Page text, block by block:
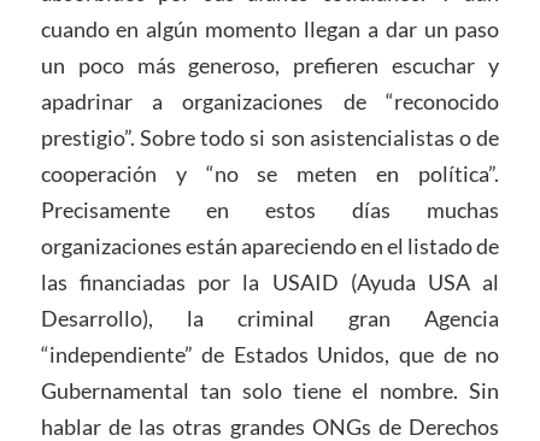
cuando en algún momento llegan a dar un paso
un poco más generoso, prefieren escuchar y
apadrinar a organizaciones de “reconocido
prestigio”. Sobre todo si son asistencialistas o de
cooperación y “no se meten en política”.
Precisamente en estos días muchas
organizaciones están apareciendo en el listado de
las financiadas por la USAID (Ayuda USA al
Desarrollo), la criminal gran Agencia
“independiente” de Estados Unidos, que de no
Gubernamental tan solo tiene el nombre. Sin
hablar de las otras grandes ONGs de Derechos